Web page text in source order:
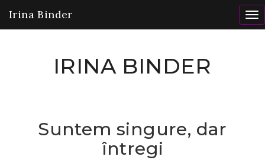
Irina Binder
IRINA BINDER
Suntem singure, dar
întregi